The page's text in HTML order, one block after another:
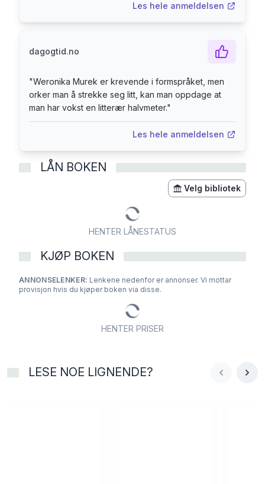
de levende om at hun fremdeles er i live, mens
de levende vil helst la henne slippe.
Mitsjurins metode beveger seg på grensen
og våken tilstand, det rasjonelle og det
irrasjonelle. De utforsker hverdagsspråkets
bakteppe ligger kommunismens fall, nittitallets
familiedynamikker og vaklende tradisjoner.
Prisbelønte Weronika Murek er en av Polens
mest interessante unge forfattere og
Oversatt og med etterord av Agnes Banach.
Les hele anmeldelsen
dagogtid.no
"Weronika Murek er krevende i formspråket, men
orker man å strekke seg litt, kan man oppdage at
man har vokst en litterær halvmeter."
Les hele anmeldelsen
LÅN BOKEN
Velg bibliotek
HENTER LÅNESTATUS
KJØP BOKEN
ANNONSELENKER: Lenkene nedenfor er annonser. Vi mottar
provisjon hvis du kjøper boken via disse.
HENTER PRISER
LESE NOE LIGNENDE?